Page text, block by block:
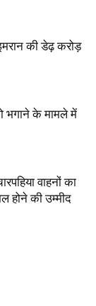
की डेढ़ करोड़
भगाने के मामले में
वाहनों का
होने की उम्मीद